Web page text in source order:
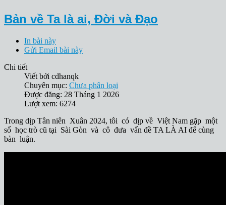
Bản về Ta là ai, Đời và Đạo
In bài này
Gửi Email bài này
Chi tiết
Viết bởi cdhanqk
Chuyên mục: Chưa phân loại
Được đăng: 28 Tháng 1 2026
Lượt xem: 6274
Trong dịp Tân niên Xuân 2024, tôi có dịp về Việt Nam gặp một
số học trò cũ tại Sài Gòn và cô đưa vấn đề TA LÀ AI để cùng
bàn luận.